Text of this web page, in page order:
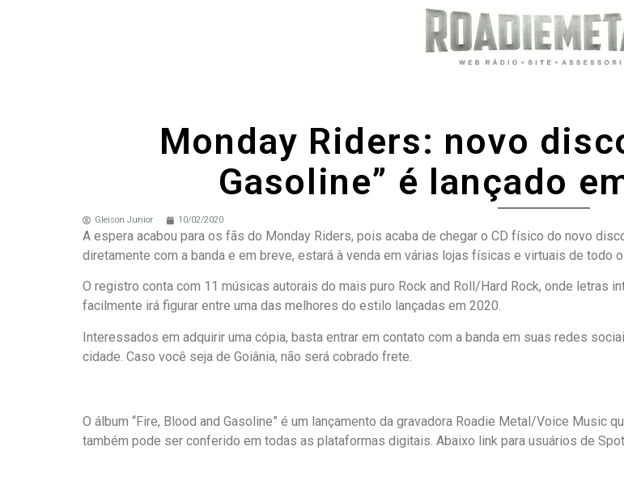
Monday Riders: novo
Gasoline” é lançado
Gleison Junior 10/02/2020
A espera acabou para os fãs do Monday Riders, pois acaba de chegar o CD físico do novo
diretamente com a banda e em breve, estará à venda em várias lojas físicas e virtuais de todo
O registro conta com 11 músicas autorais do mais puro Rock and Roll/Hard Rock, onde letras
facilmente irá figurar entre uma das melhores do estilo lançadas em 2020.
Interessados em adquirir uma cópia, basta entrar em contato com a banda em suas redes
cidade. Caso você seja de Goiânia, não será cobrado frete.
O álbum “Fire, Blood and Gasoline” é um lançamento da gravadora Roadie Metal/Voice Music
também pode ser conferido em todas as plataformas digitais. Abaixo link para usuários de